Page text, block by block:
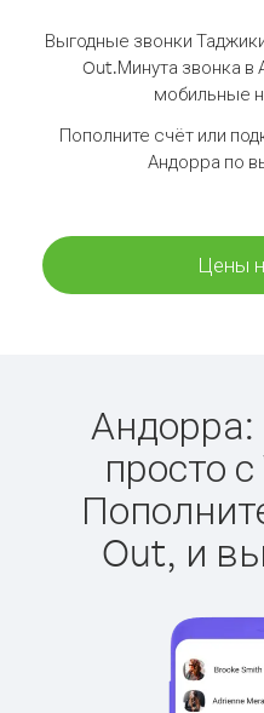
Выгодные звонки
Out.Минута звонка в
мобильные
Пополните счёт или
Андорра по
Цены
Андорра:
просто
Out, и